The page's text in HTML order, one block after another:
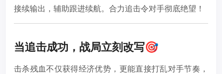
接续输出，辅助跟进续航。合力追击令对手彻底绝望！
当追击成功，战局立刻改写🎯
击杀残血不仅获得经济优势，更能直接打乱对手节奏，